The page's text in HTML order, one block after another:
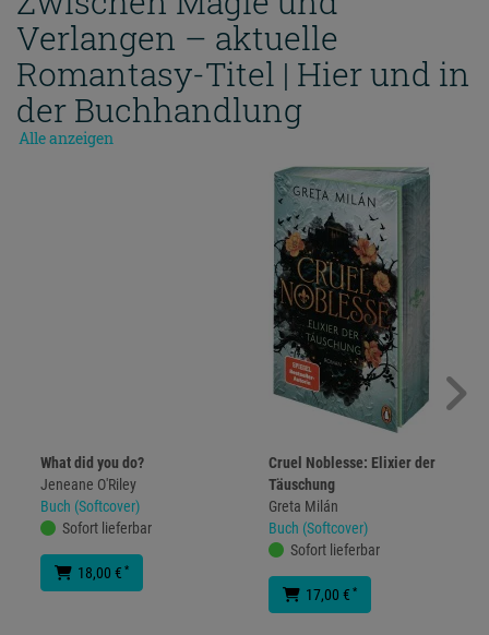
Verlangen – aktuelle
Romantasy-Titel | Hier und in
der Buchhandlung
Alle anzeigen
What did you do?
Jeneane O'Riley
Buch (Softcover)
Sofort lieferbar
18,00 € *
Cruel Noblesse: Elixier der
Täuschung
Greta Milán
Buch (Softcover)
Sofort lieferbar
17,00 € *